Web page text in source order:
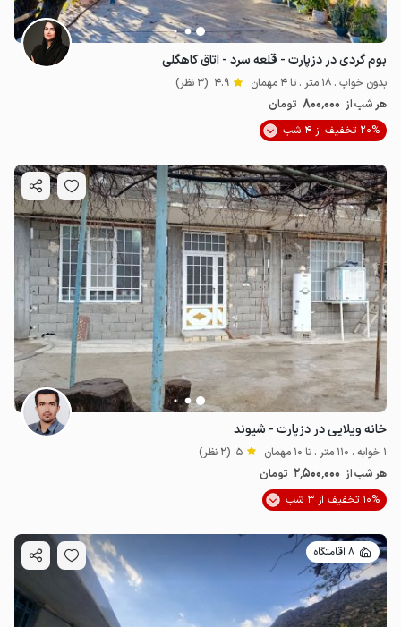
بوم گردی در دزپارت - قلعه سرد - اتاق کاهگلی
بدون خواب . 18 متر . تا 4 مهمان 4.9 (3 نظر)
هر شب از 800٬000 تومان
20% تخفیف از 4 شب
خانه ویلایی در دزپارت - شیوند
1 خوابه . 110 متر . تا 10 مهمان 5 (2 نظر)
هر شب از 2٬500٬000 تومان
10% تخفیف از 3 شب
8 اقامتگاه